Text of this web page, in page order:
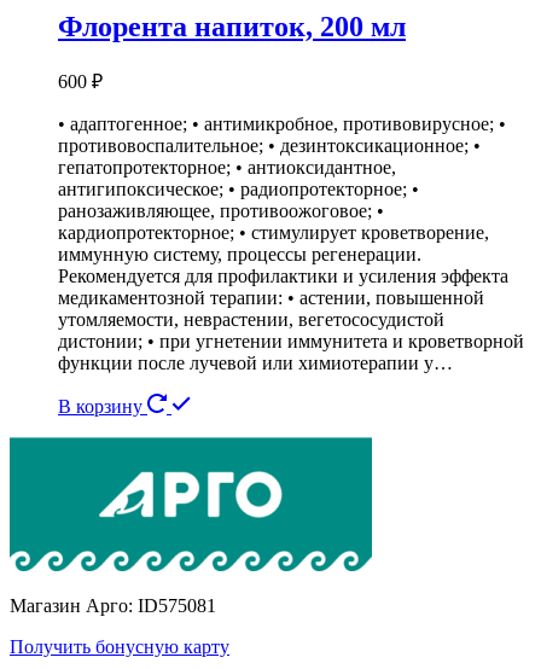
Флорента напиток, 200 мл
600 ₽
• адаптогенное; • антимикробное, противовирусное; •
противовоспалительное; • дезинтоксикационное; •
гепатопротекторное; • антиоксидантное,
антигипоксическое; • радиопротекторное; •
ранозаживляющее, противоожоговое; •
кардиопротекторное; • стимулирует кроветворение,
иммунную систему, процессы регенерации.
Рекомендуется для профилактики и усиления эффекта
медикаментозной терапии: • астении, повышенной
утомляемости, неврастении, вегетососудистой
дистонии; • при угнетении иммунитета и кроветворной
функции после лучевой или химиотерапии у…
В корзину
Магазин Арго: ID575081
Получить бонусную карту